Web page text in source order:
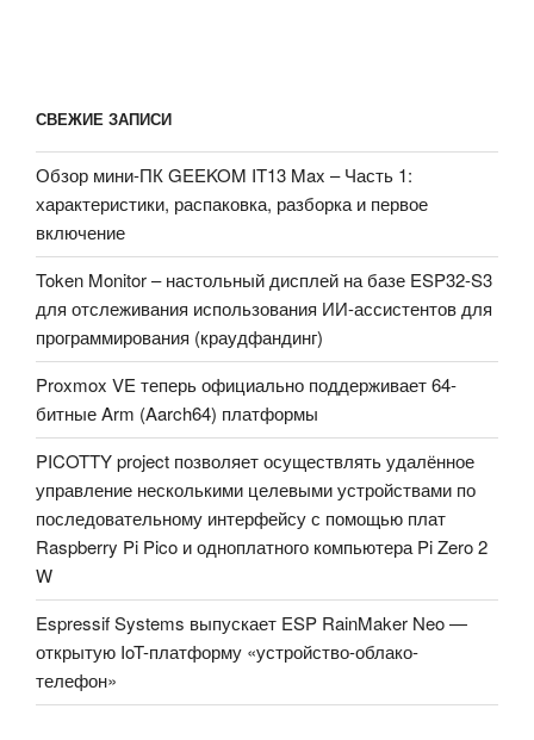
СВЕЖИЕ ЗАПИСИ
Обзор мини-ПК GEEKOM IT13 Max – Часть 1:
характеристики, распаковка, разборка и первое
включение
Token Monitor – настольный дисплей на базе ESP32-S3
для отслеживания использования ИИ-ассистентов для
программирования (краудфандинг)
Proxmox VE теперь официально поддерживает 64-
битные Arm (Aarch64) платформы
PICOTTY project позволяет осуществлять удалённое
управление несколькими целевыми устройствами по
последовательному интерфейсу с помощью плат
Raspberry Pi Pico и одноплатного компьютера Pi Zero 2
W
Espressif Systems выпускает ESP RainMaker Neo —
открытую IoT-платформу «устройство-облако-
телефон»